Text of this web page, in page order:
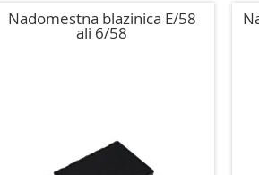
Nadomestna blazinica E/58
ali 6/58